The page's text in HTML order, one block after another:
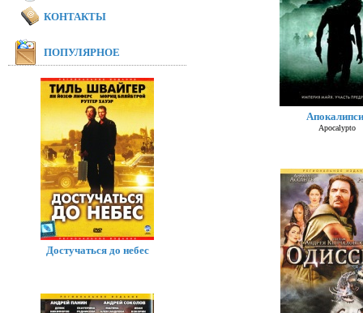
Apocalypto
КОНТАКТЫ
ПОПУЛЯРНОЕ
Достучаться до небес